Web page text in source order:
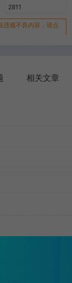
2811
违规不良内容，请点
相关文章